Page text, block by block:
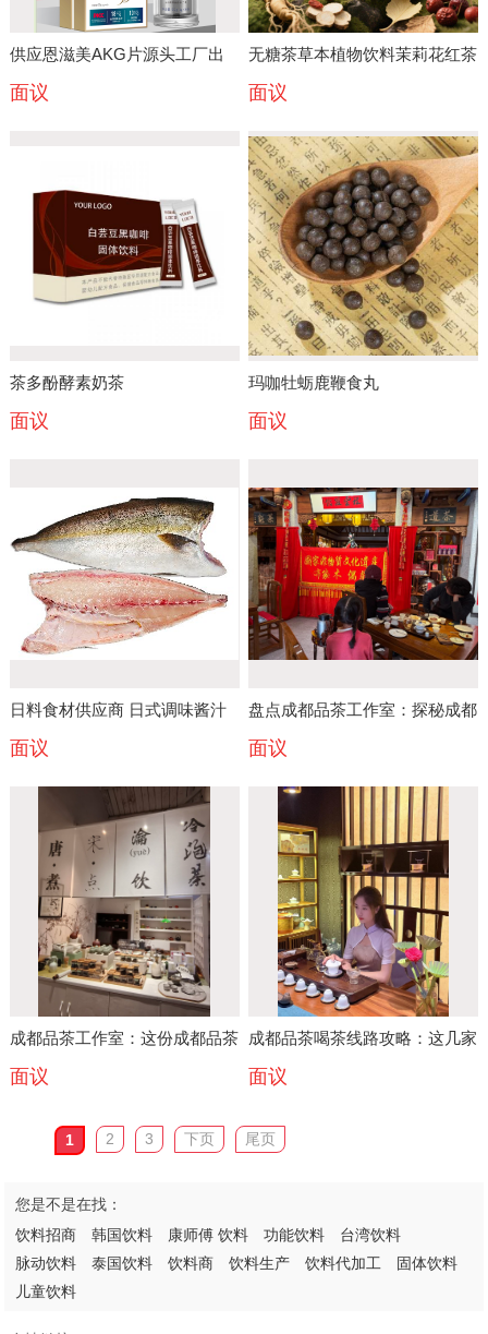
供应恩滋美AKG片源头工厂出
货承接恩滋美品牌贴牌代工
面议
无糖茶草本植物饮料茉莉花红茶
绿茶乌龙茶代加工
面议
茶多酚酵素奶茶
面议
玛咖牡蛎鹿鞭食丸
面议
日料食材供应商 日式调味酱汁
批发 关东煮食材供应链 刺身批
量采购 日料预制菜厂家 日料店
食材配送 日式料理食材源头厂
日料食材一站式供应 日式酱汁
工厂直供 关东煮食材批发
面议
盘点成都品茶工作室：探秘成都
品茶喝茶文化攻略从茶园到茶桌
面议
成都品茶工作室：这份成都品茶
喝茶文化攻略值得收藏专程探访
面议
成都品茶喝茶线路攻略：这几家
成都品茶工作室让你开启味觉与
文化之旅
面议
1 2 3 下页 尾页
您是不是在找：
饮料招商
韩国饮料 康师傅 饮料 功能饮料
台湾饮料
脉动饮料
泰国饮料 饮料商 饮料生产 饮料代加工
固体饮料
儿童饮料